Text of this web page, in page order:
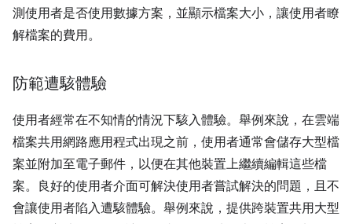
測使用者是否使用數據方案，並顯示檔案大小，讓使用者瞭
解檔案的費用。
防範遭駭體驗
使用者經常在不知情的情況下駭入體驗。舉例來說，在雲端
檔案共用網路應用程式出現之前，使用者通常會儲存大型檔
案並附加至電子郵件，以便在其他裝置上繼續編輯這些檔
案。良好的使用者介面可解決使用者嘗試解決的問題，且不
會讓使用者陷入遭駭體驗。舉例來說，提供跨裝置共用大型